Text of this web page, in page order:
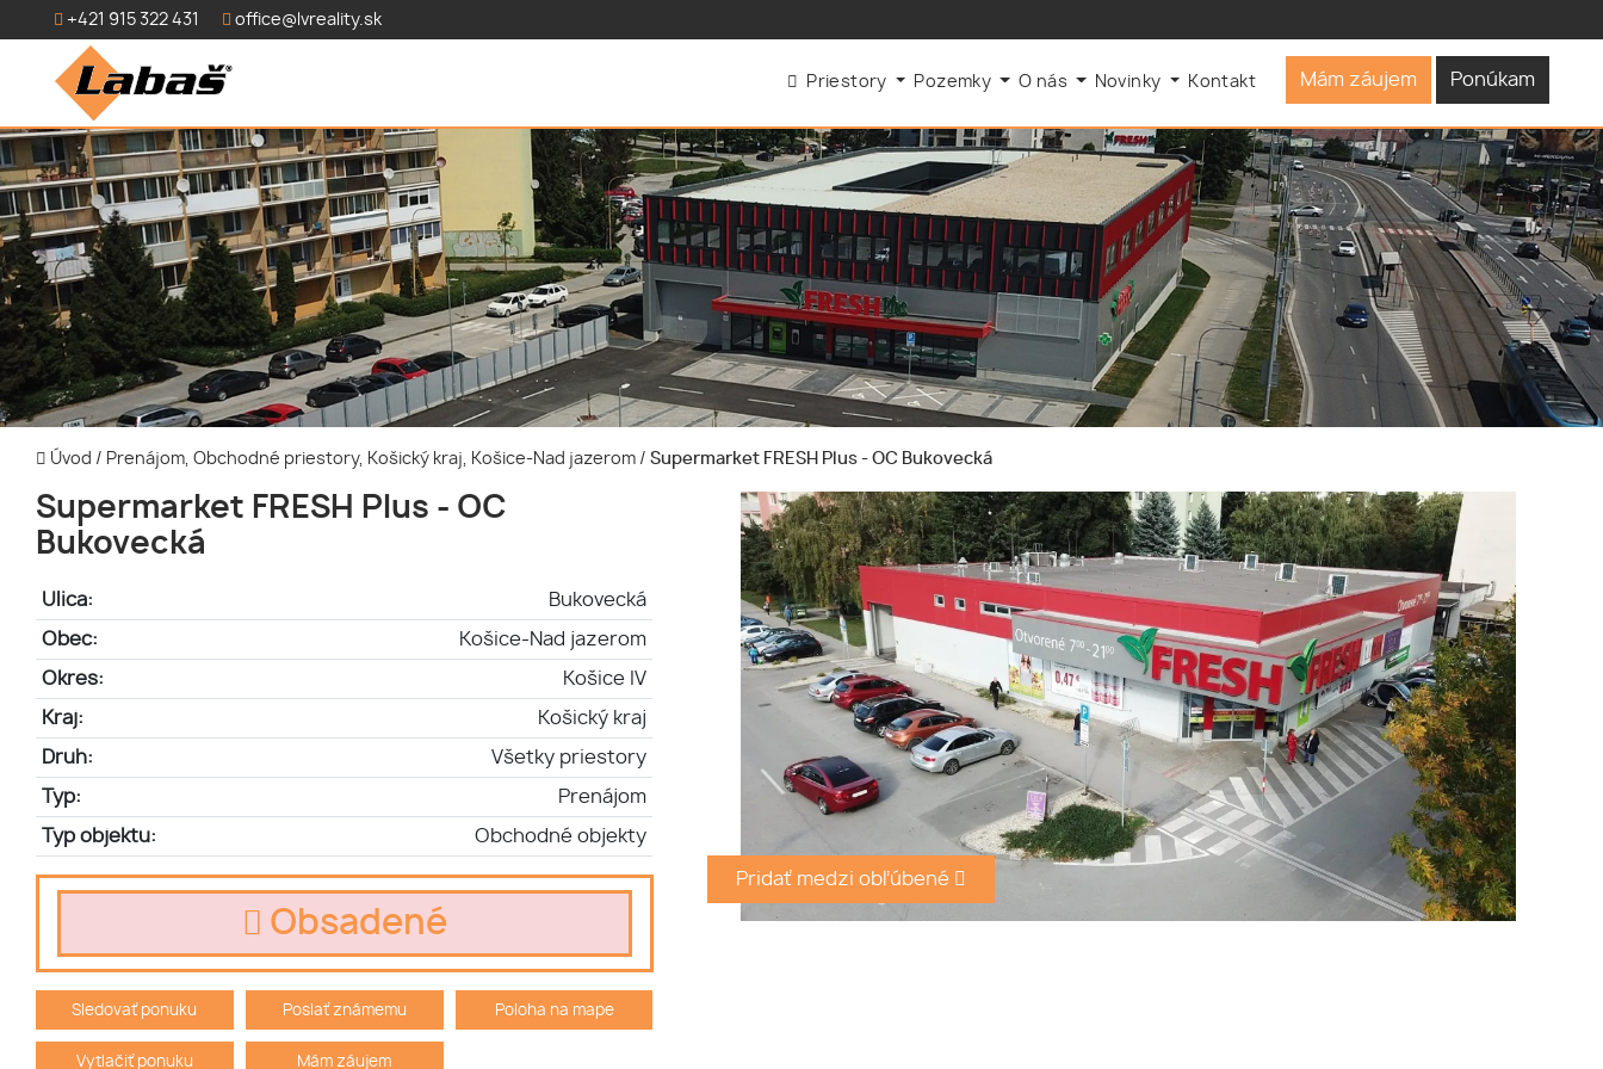
+421 915 322 431 office@lvreality.sk
Mám záujem Ponúkam
Priestory Pozemky O nás Novinky Kontakt
Úvod / Prenájom, Obchodné priestory, Košický kraj, Košice-Nad jazerom / Supermarket FRESH Plus - OC Bukovecká
Supermarket FRESH Plus - OC
Bukovecká
Ulica: Bukovecká
Obec: Košice-Nad jazerom
Okres: Košice IV
Kraj: Košický kraj
Druh: Všetky priestory
Typ: Prenájom
Typ objektu: Obchodné objekty
Obsadené
Sledovať ponuku Poslať známemu Poloha na mape
Vytlačiť ponuku Mám záujem
Pridať medzi obľúbené